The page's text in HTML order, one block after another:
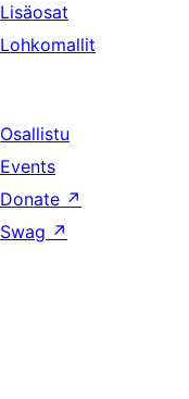
Lisäosat
Lohkomallit
Osallistu
Events
Donate ↗
Swag ↗